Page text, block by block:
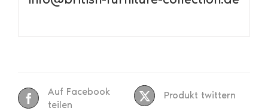
Auf Facebook
teilen
Produkt twittern